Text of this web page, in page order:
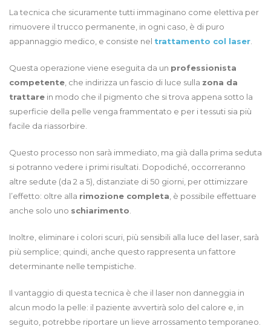
La tecnica che sicuramente tutti immaginano come elettiva per
rimuovere il trucco permanente, in ogni caso, è di puro
appannaggio medico, e consiste nel trattamento col laser
Questa operazione viene eseguita da un professionista
competente , che indirizza un fascio di luce sulla zona da
trattare in modo che il pigmento che si trova appena sotto la
superficie della pelle venga frammentato e per i tessuti sia più
facile da riassorbire.
Questo processo non sarà immediato, ma già dalla prima seduta
si potranno vedere i primi risultati. Dopodiché, occorreranno
altre sedute (da 2 a 5), distanziate di 50 giorni, per ottimizzare
l’effetto: oltre alla rimozione completa , è possibile effettuare
anche solo uno schiarimento
Inoltre, eliminare i colori scuri, più sensibili alla luce del laser, sarà
più semplice; quindi, anche questo rappresenta un fattore
determinante nelle tempistiche.
Il vantaggio di questa tecnica è che il laser non danneggia in
alcun modo la pelle: il paziente avvertirà solo del calore e, in
seguito, potrebbe riportare un lieve arrossamento temporaneo.